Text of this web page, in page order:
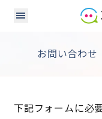
お問い合わせ
下記フォームに必